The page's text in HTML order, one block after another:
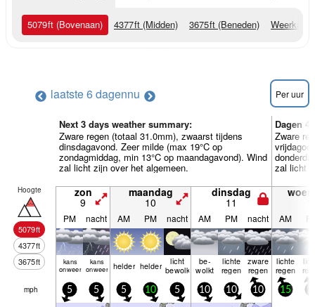
5079ft (Bovenaan) 4377ft (Midden) 3675ft (Beneden)
laatste 6 dagennu Per uur
Next 3 days weather summary:
Zware regen (totaal 31.0mm), zwaarst tijdens
dinsdagavond. Zeer milde (max 19°C op
zondagmiddag, min 13°C op maandagavond). Wind
zal licht zijn over het algemeen.
Dagen
Zware
zal licht
Hoogte
5079ft
4377ft
3675ft
zon
9
maandag
10
dinsdag
11
PM nacht AM PM nacht AM PM nacht AM
kans
onweer
kans
onweer helder helder licht
bewolkt
be­
wolkt
lichte
regen
zware
regen
lichte
regen
mph 5 5 5 10 5 10 10 10 15